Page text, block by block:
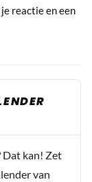
reactie en een
Dat kan! Zet
van